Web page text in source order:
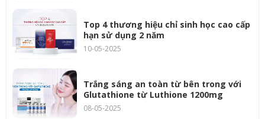
Top 4 thương hiệu chỉ sinh học cao cấp
hạn sử dụng 2 năm
10-05-2025
Trắng sáng an toàn từ bên trong với
Glutathione từ Luthione 1200mg
08-05-2025